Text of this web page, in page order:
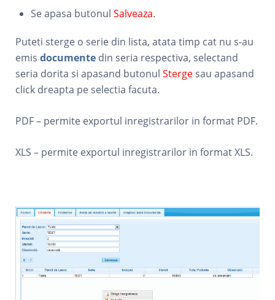
Se apasa butonulSalveaza.
Puteti sterge o serie din lista, atata timp cat nu s-au
emisdocumente din seria respectiva, selectand
seria dorita si apasand butonulStergesau apasand
click dreapta pe selectia facuta.
PDF – permite exportul inregistrarilor in format PDF.
XLS – permite exportul inregistrarilor in format XLS.